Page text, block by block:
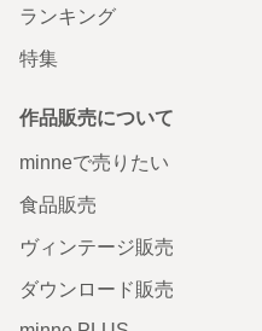
ランキング
特集
作品販売について
minneで売りたい
食品販売
ヴィンテージ販売
ダウンロード販売